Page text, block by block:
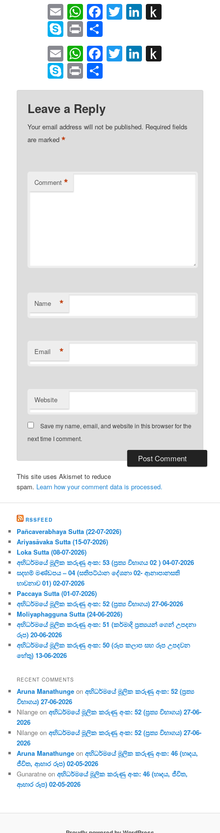
EmailWhatsApp
Facebook
TwitterLinkedIn
Skype
Print
EmailWhatsApp
Facebook
TwitterLinkedIn
Kindle
Skype
Print
Leave a Reply
Your email address will not be published. Required fields
are marked*
Comment *
Name *
Email *
Website
Save my name, email, and website in this browser for the
next time I comment.
This site uses Akismet to reduce
spam. Learn how your comment data is processed.
RSSFEED
Pañcaverabhaya Sutta (22-07-2026)
Ariyasāvaka Sutta (15-07-2026)
Loka Sutta (08-07-2026)
අභිධර්මයේ මූලික කරුණු අංක: 53 (ප්‍ර‍ත්‍ය විභාගය 02 ) 04-07-2026
සදහම් මණ්ඩපය – 04 (සතිපට්ඨාන දේශනා 02- ආනාපානසති
භාවනාව 01) 02-07-2026
Paccaya Sutta (01-07-2026)
අභිධර්මයේ මූලික කරුණු අංක: 52 (ප්‍ර‍ත්‍ය විභාගය) 27-06-2026
Moliyaphagguna Sutta (24-06-2026)
අභිධර්මයේ මූලික කරුණු අංක: 51 (කර්මාදි ප්‍ර‍ත්‍යයන් ගෙන් උපදනා
රූප) 20-06-2026
අභිධර්මයේ මූලික කරුණු අංක: 50 (රූප කලාප සහ රූප උපදවන
හේතු) 13-06-2026
RECENT COMMENTS
Aruna Manathunge onඅභිධර්මයේ මූලික කරුණු අංක: 52 (ප්‍ර‍ත්‍ය
විභාගය) 27-06-2026
Nilange onඅභිධර්මයේ මූලික කරුණු අංක: 52 (ප්‍ර‍ත්‍ය විභාගය) 27-06-
2026
Nilange onඅභිධර්මයේ මූලික කරුණු අංක: 52 (ප්‍ර‍ත්‍ය විභාගය) 27-06-
2026
Aruna Manathunge onඅභිධර්මයේ මූලික කරුණු අංක: 46 (හෘදය,
ජීවිත, ආහාර රූප) 02-05-2026
Gunaratne onඅභිධර්මයේ මූලික කරුණු අංක: 46 (හෘදය, ජීවිත,
ආහාර රූප) 02-05-2026